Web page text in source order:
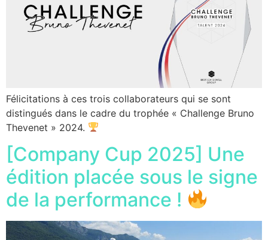
Félicitations à ces trois collaborateurs qui se sont
distingués dans le cadre du trophée « Challenge Bruno
Thevenet » 2024.
[Company Cup 2025] Une
édition placée sous le signe
de la performance !